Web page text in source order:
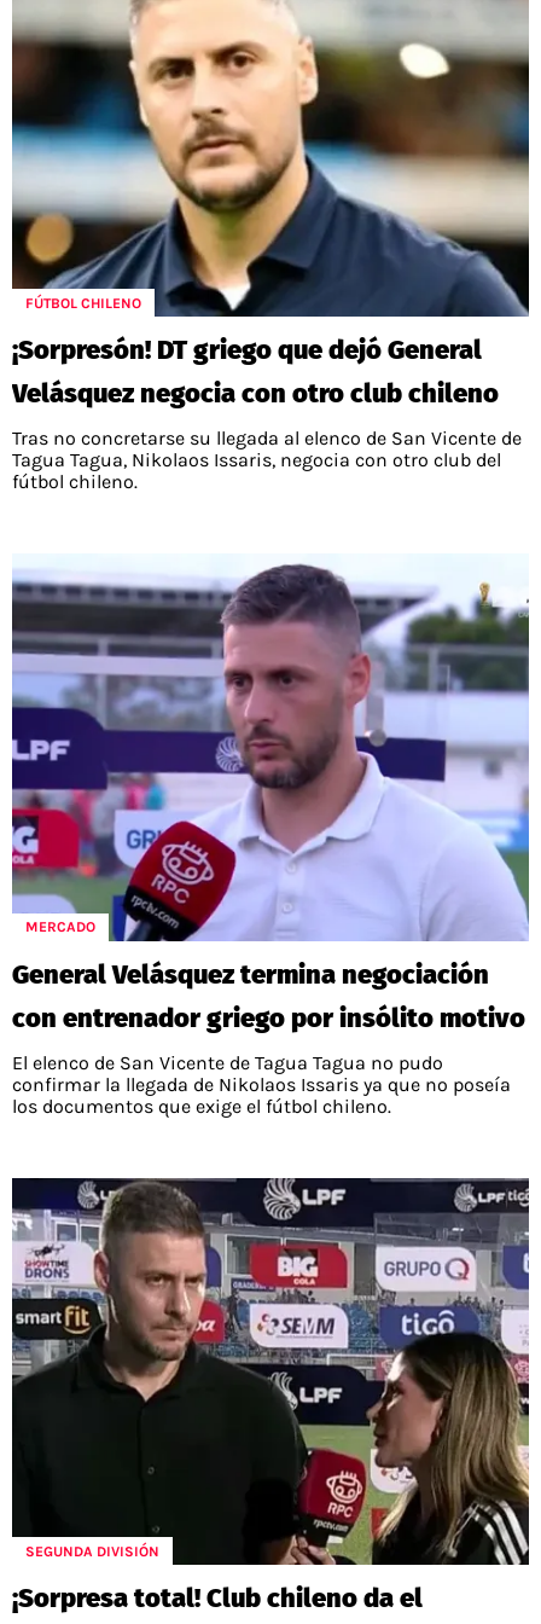
FÚTBOL CHILENO
¡Sorpresón! DT griego que dejó General
Velásquez negocia con otro club chileno
Tras no concretarse su llegada al elenco de San Vicente de
Tagua Tagua, Nikolaos Issaris, negocia con otro club del
fútbol chileno.
MERCADO
General Velásquez termina negociación
con entrenador griego por insólito motivo
El elenco de San Vicente de Tagua Tagua no pudo
confirmar la llegada de Nikolaos Issaris ya que no poseía
los documentos que exige el fútbol chileno.
SEGUNDA DIVISIÓN
¡Sorpresa total! Club chileno da el